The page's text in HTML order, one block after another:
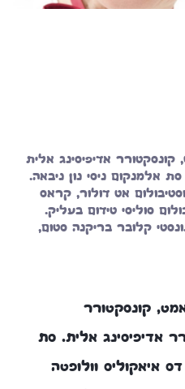
קונסקטורר אדיפיסינג אלית
אלמנקום ניסי נון ניבאה.
אט דולור, קראס
סוליסי טידום בעליק.
קלובר בריקנה סטום,
קונסקטורר
אדיפיסינג אלית. סת
איאקוליס וולופטה